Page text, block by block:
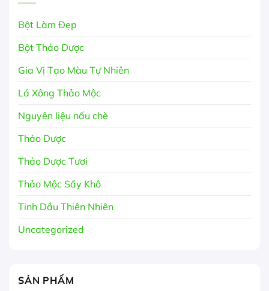
Bột Làm Đẹp
Bột Thảo Dược
Gia Vị Tạo Màu Tự Nhiên
Lá Xông Thảo Mộc
Nguyên liệu nấu chè
Thảo Dược
Thảo Dược Tươi
Thảo Mộc Sấy Khô
Tinh Dầu Thiên Nhiên
Uncategorized
SẢN PHẨM